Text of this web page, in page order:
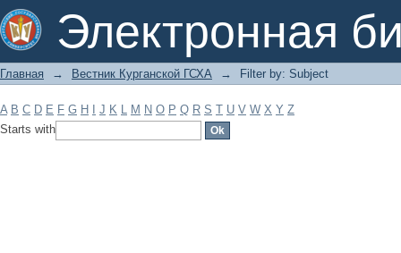
Электронная
Filter by: Subject
Главная → Вестник Курганской ГСХА → Filter by: Subject
A B C D E F G H J K L M N O P Q R S T U V W X Y Z
Starts with